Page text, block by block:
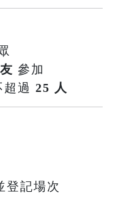
參加
超過 25 人
登記場次